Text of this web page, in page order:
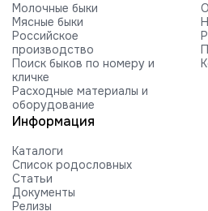
HILMAR C ROCKFORD-ET
FARNEAR-BH MOGUL ROCKY-
FARNEAR ROXY B 54505-ET
Edg RUBICON-ET
EDG COIN RUEBEN 25004-ET
BUTLERVIEW SHUT-OUT-ET
BRYHILL SOCRATES P-ETN
TRAMILDA MISSO SOLO-ET
Молочные быки
Мясные быки
Российское
производство
Поиск быков по номеру и
кличке
Расходные материалы и
оборудование
Информация
Каталоги
Список родословных
Статьи
Документы
Релизы